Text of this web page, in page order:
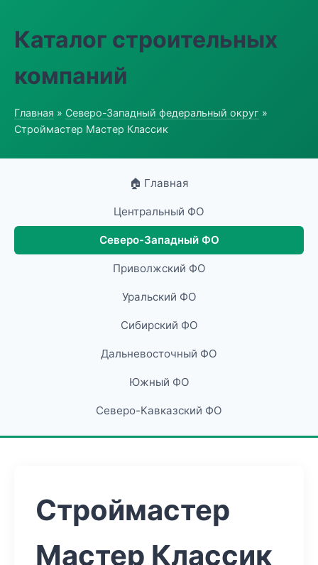
Каталог строительных
компаний
Главная » Северо-Западный федеральный округ »
Строймастер Мастер Классик
🏠 Главная
Центральный ФО
Северо-Западный ФО
Приволжский ФО
Уральский ФО
Сибирский ФО
Дальневосточный ФО
Южный ФО
Северо-Кавказский ФО
Строймастер
Мастер Классик